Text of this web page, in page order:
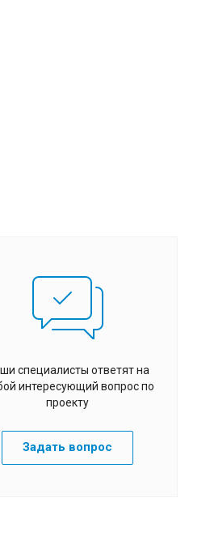
специалисты ответят на
интересующий вопрос по
проекту
Задать вопрос